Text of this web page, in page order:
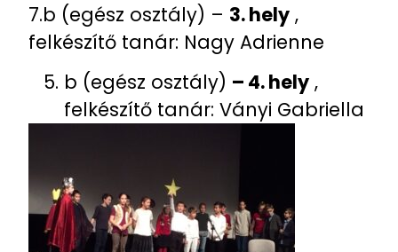
7.b (egész osztály) – 3. hely ,
felkészítő tanár: Nagy Adrienne
b (egész osztály) – 4. hely ,
felkészítő tanár: Ványi Gabriella